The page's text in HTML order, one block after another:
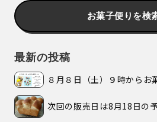
お菓子便りを検
最新の投稿
８月８日（土）９時からお
次回の販売日は8月18日の